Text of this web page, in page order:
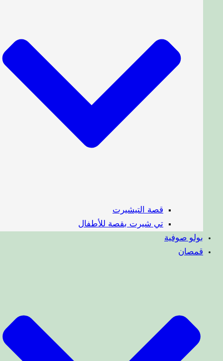
قصة التيشيرت
تي شيرت بقصة للأطفال
بولو صوفية
قمصان